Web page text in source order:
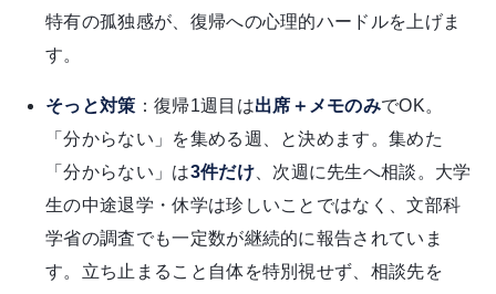
特有の孤独感が、復帰への心理的ハードルを上げま
す。
そっと対策 ：復帰1週目は出席＋メモのみでOK。
「分からない」を集める週、と決めます。集めた
「分からない」は3件だけ、次週に先生へ相談。大学
生の中途退学・休学は珍しいことではなく、文部科
学省の調査でも一定数が継続的に報告されていま
す。立ち止まること自体を特別視せず、相談先を